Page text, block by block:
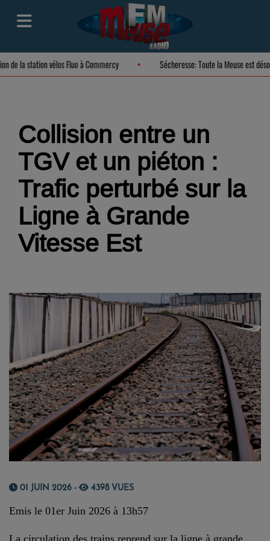
de la station vélos Fluo à Commercy Sécheresse: Toute la Meuse est
Collision entre un
TGV et un piéton :
Trafic perturbé sur la
Ligne à Grande
Vitesse Est
01 JUIN 2026 - 4398 VUES
Emis le 01er Juin 2026 à 13h57
La circulation des trains reprend sur la ligne à grande